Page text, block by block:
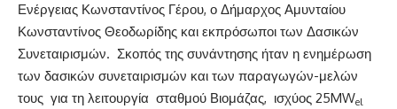
Ενέργειας Κωνσταντίνος Γέρου, ο Δήμαρχος Αμυνταίου
Κωνσταντίνος Θεοδωρίδης και εκπρόσωποι των Δασικών
Συνεταιρισμών. Σκοπός της συνάντησης ήταν η ενημέρωση
των δασικών συνεταιρισμών και των παραγωγών-μελών
τους για τη λειτουργία σταθμού Βιομάζας, ισχύος 25MWel